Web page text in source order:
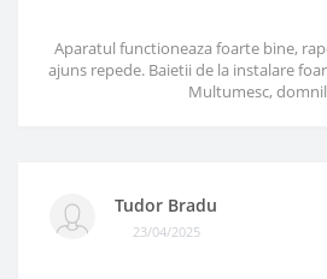
Aparatul functioneaza foarte bine,
ajuns repede. Baietii de la instalare
Multumesc,
Tudor Bradu
23/04/2025